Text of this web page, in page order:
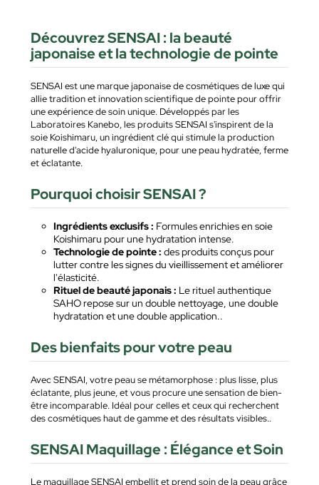
Découvrez SENSAI : la beauté
japonaise et la technologie de pointe
SENSAI est une marque japonaise de cosmétiques de luxe qui
allie tradition et innovation scientifique de pointe pour offrir
une expérience de soin unique. Développés par les
Laboratoires Kanebo, les produits SENSAI s'inspirent de la
soie Koishimaru, un ingrédient clé qui stimule la production
naturelle d'acide hyaluronique, pour une peau hydratée, ferme
et éclatante.
Pourquoi choisir SENSAI ?
Ingrédients exclusifs : Formules enrichies en soie
Koishimaru pour une hydratation intense.
Technologie de pointe : des produits conçus pour
lutter contre les signes du vieillissement et améliorer
l'élasticité.
Rituel de beauté japonais : Le rituel authentique
SAHO repose sur un double nettoyage, une double
hydratation et une double application..
Des bienfaits pour votre peau
Avec SENSAI, votre peau se métamorphose : plus lisse, plus
éclatante, plus jeune, et vous procure une sensation de bien-
être incomparable. Idéal pour celles et ceux qui recherchent
des cosmétiques haut de gamme et des résultats visibles..
SENSAI Maquillage : Élégance et Soin
Le maquillage SENSAI embellit et prend soin de la peau grâce